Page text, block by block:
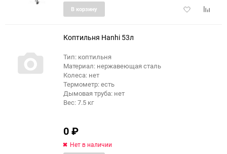
Добавить
В корзину
Коптильня Hanhi 53л
Тип: коптильня
Материал: нержавеющая сталь
Колеса: нет
Термометр: есть
Дымовая труба: нет
Вес: 7.5 кг
0₽
Нет в наличии